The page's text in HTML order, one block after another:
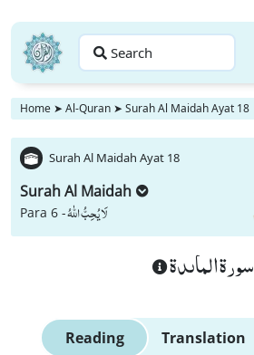
Search
Home ➤ Al-Quran ➤ Surah Al Maidah Ayat 18
Surah Al Maidah Ayat 18
Surah Al Maidah
Para 6 -لَا یُحِبُّ اللّٰهُ
سورة الماىدة
Reading Translation